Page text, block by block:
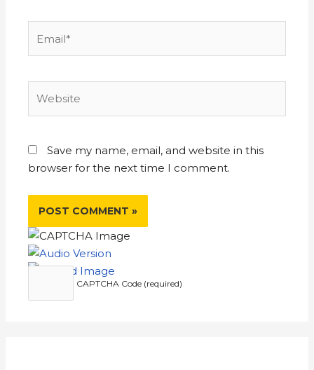
Save my name, email, and website in this
browser for the next time I comment.
CAPTCHA Code (required)